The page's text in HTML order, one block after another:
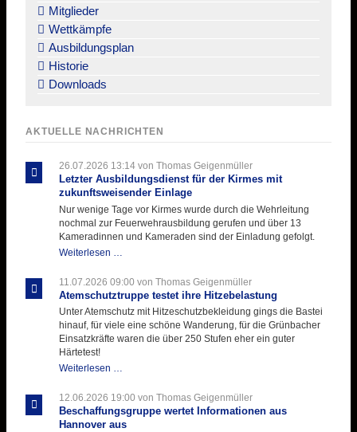
Mitglieder
Wettkämpfe
Ausbildungsplan
Historie
Downloads
AKTUELLE NACHRICHTEN
26.07.2026 13:14von Thomas Geigenmüller
Letzter Ausbildungsdienst für der Kirmes mit
zukunftsweisender Einlage
Nur wenige Tage vor Kirmes wurde durch die Wehrleitung
nochmal zur Feuerwehrausbildung gerufen und über 13
Kameradinnen und Kameraden sind der Einladung gefolgt.
Weiterlesen …
für
der
Kirmes
mit
zukunftsweisender
11.07.2026 09:00 von Thomas Geigenmüller
Atemschutztruppe testet ihre Hitzebelastung
Unter Atemschutz mit Hitzeschutzbekleidung gings die Bastei
hinauf, für viele eine schöne Wanderung, für die Grünbacher
Einsatzkräfte waren die über 250 Stufen eher ein guter
Härtetest!
Weiterlesen …
ihre
Hitzebelastung
12.06.2026 19:00 von Thomas Geigenmüller
Beschaffungsgruppe wertet Informationen aus
Hannover aus